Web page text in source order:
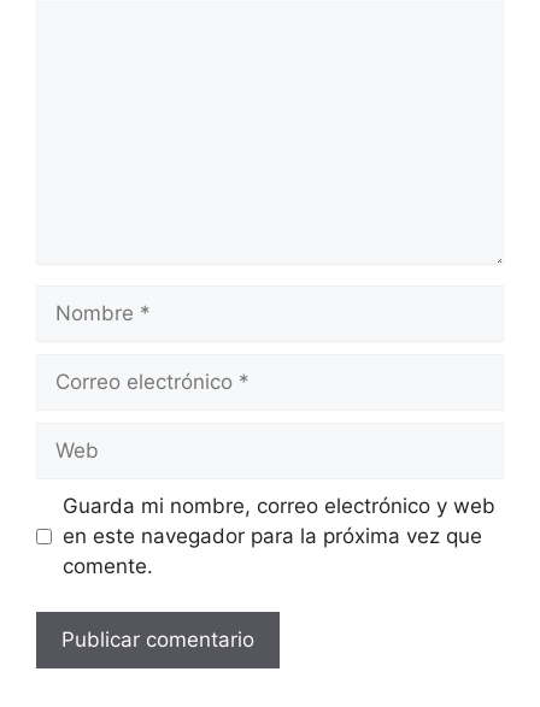
electrónico
Guarda mi nombre, correo electrónico y web
en este navegador para la próxima vez que
comente.